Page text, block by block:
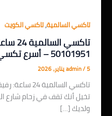
تاكسي السالمية,تاكسي الكويت
تاكسي
50101951 – أسرع تكسي في الكويت
admin/5 يناير، 2026
تاكسي
تخيل أنك تقف في زحام شارع
ولديك […]